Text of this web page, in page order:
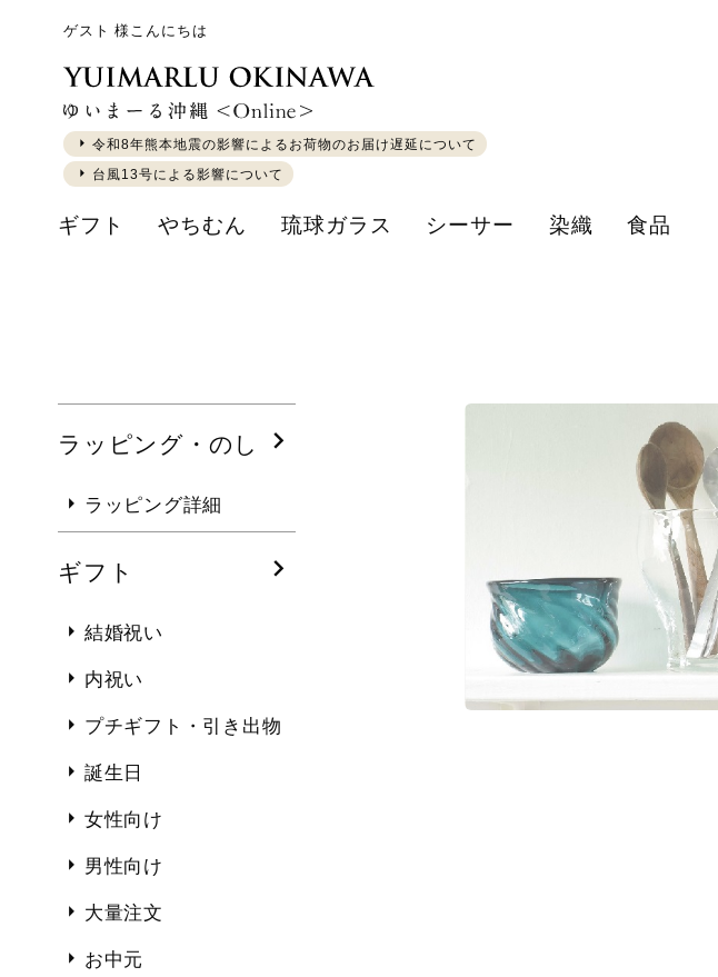
ゲスト 様こんにちは
令和8年熊本地震の影響によるお荷物のお届け遅延について
台風13号による影響について
ギフト やちむん 琉球ガラス シーサー 染織 食品
ラッピング・のし
ラッピング詳細
ギフト
結婚祝い
内祝い
プチギフト・引き出物
誕生日
女性向け
男性向け
大量注文
お中元